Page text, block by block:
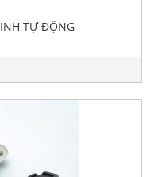
TỰ ĐỘNG